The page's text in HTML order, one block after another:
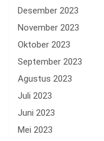
Desember 2023
November 2023
Oktober 2023
September 2023
Agustus 2023
Juli 2023
Juni 2023
Mei 2023